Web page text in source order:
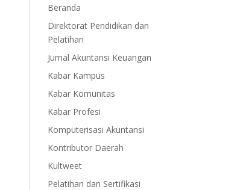
Beranda
Direktorat Pendidikan dan
Pelatihan
Jurnal Akuntansi Keuangan
Kabar Kampus
Kabar Komunitas
Kabar Profesi
Komputerisasi Akuntansi
Kontributor Daerah
Kultweet
Pelatihan dan Sertifikasi